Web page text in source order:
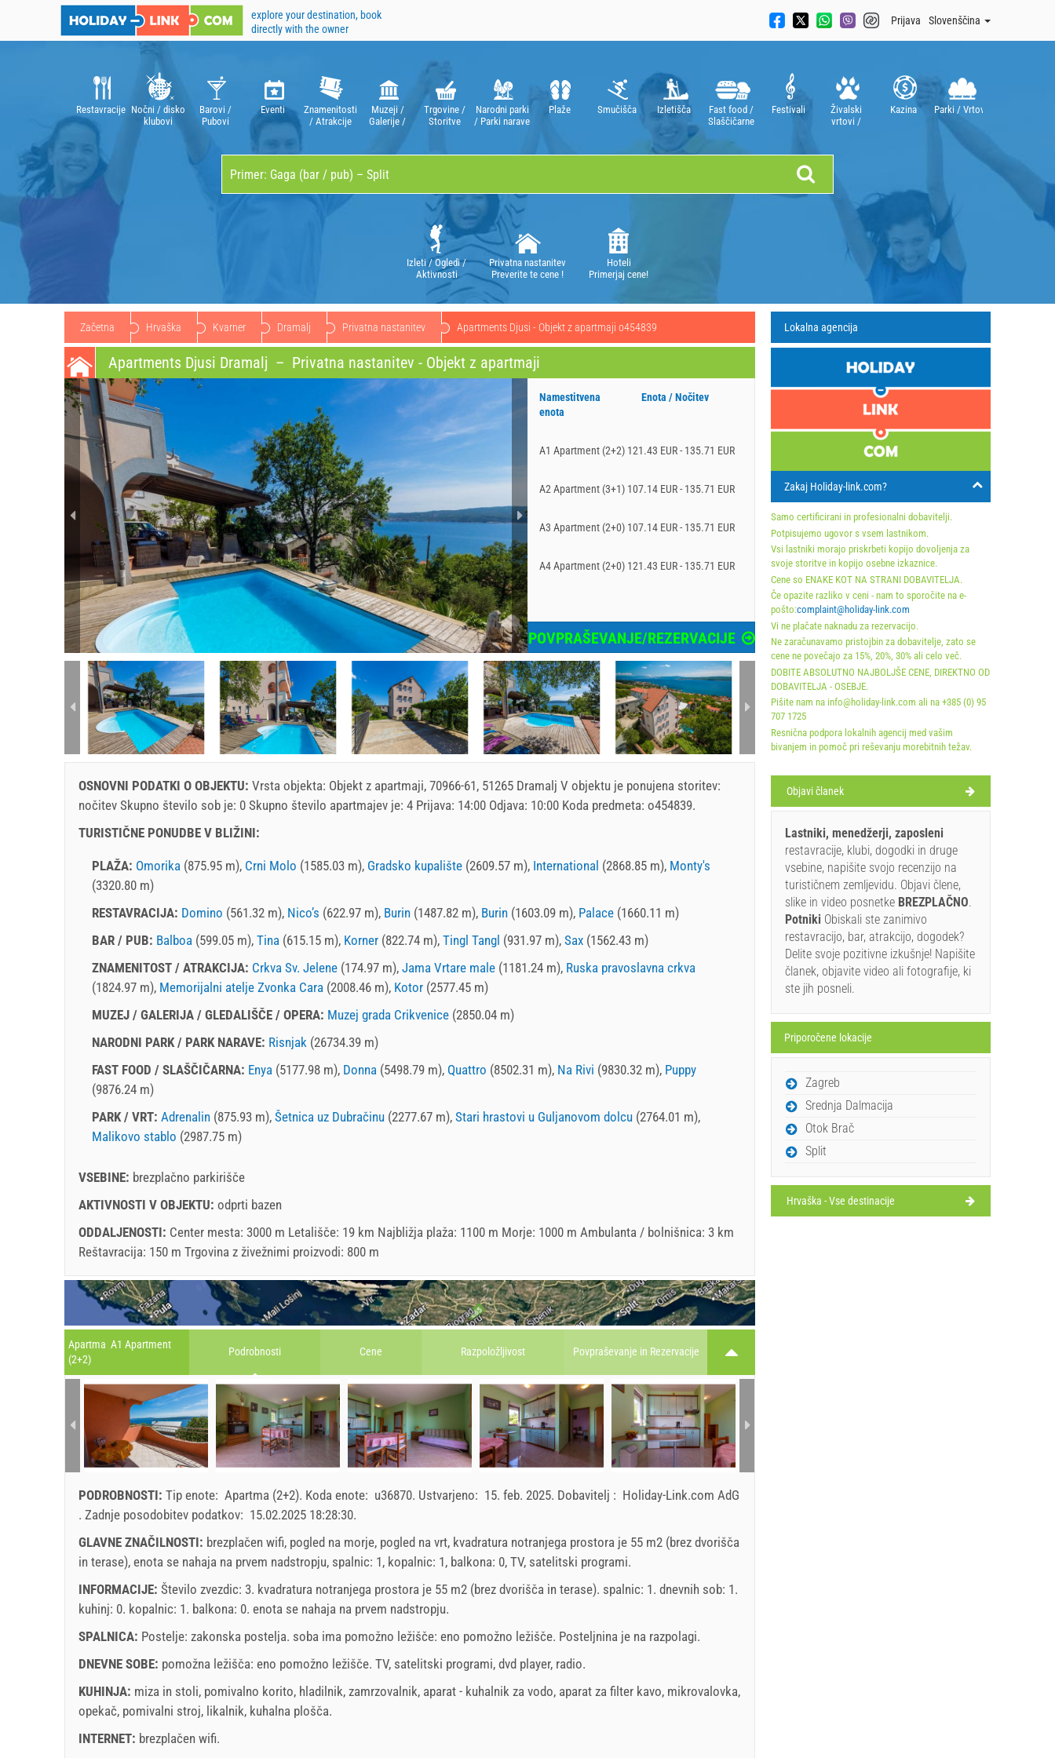
explore your destination, book
directly with the owner
Prijava Slovenščina
Restavracije Nočni / disko
klubovi
Barovi /
Pubovi
Eventi
Znamenitosti
/ Atrakcije
Muzeji /
Galerije /
Trgovine /
Storitve
Narodni parki
/ Parki narave
Plaže Smučišča Izletišča
Fast food /
Slaščičarne
Festivali
Živalski
vrtovi /
Kazina Parki / Vrtovi
Izleti / Ogledi /
Aktivnosti
Privatna nastanitev
Preverite te cene !
Hoteli
Primerjaj cene!
Začetna Hrvaška Kvarner Dramalj Privatna nastanitev Apartments Djusi - Objekt z apartmaji o454839
Apartments Djusi Dramalj – Privatna nastanitev - Objekt z apartmaji
Namestitvena
enota
Enota / Nočitev
A1 Apartment (2+2) 121.43 EUR - 135.71 EUR
A2 Apartment (3+1) 107.14 EUR - 135.71 EUR
A3 Apartment (2+0) 107.14 EUR - 135.71 EUR
A4 Apartment (2+0) 121.43 EUR - 135.71 EUR
POVPRAŠEVANJE/REZERVACIJE
OSNOVNI PODATKI O OBJEKTU: Vrsta objekta: Objekt z apartmaji, 70966-61, 51265 Dramalj V objektu je ponujena storitev:
nočitev Skupno število sob je: 0 Skupno število apartmajev je: 4 Prijava: 14:00 Odjava: 10:00 Koda predmeta: o454839.
TURISTIČNE PONUDBE V BLIŽINI:
PLAŽA: Omorika (875.95 m), Crni Molo (1585.03 m), Gradsko kupalište (2609.57 m), International (2868.85 m), Monty's
(3320.80 m)
RESTAVRACIJA: Domino (561.32 m), Nico’s (622.97 m), Burin (1487.82 m), Burin (1603.09 m), Palace (1660.11 m)
BAR / PUB: Balboa (599.05 m), Tina (615.15 m), Korner (822.74 m), Tingl Tangl (931.97 m), Sax (1562.43 m)
ZNAMENITOST / ATRAKCIJA: Crkva Sv. Jelene (174.97 m), Jama Vrtare male (1181.24 m), Ruska pravoslavna crkva
(1824.97 m), Memorijalni atelje Zvonka Cara (2008.46 m), Kotor (2577.45 m)
MUZEJ / GALERIJA / GLEDALIŠČE / OPERA: Muzej grada Crikvenice (2850.04 m)
NARODNI PARK / PARK NARAVE: Risnjak (26734.39 m)
FAST FOOD / SLAŠČIČARNA: Enya (5177.98 m), Donna (5498.79 m), Quattro (8502.31 m), Na Rivi (9830.32 m), Puppy
(9876.24 m)
PARK / VRT: Adrenalin (875.93 m), Šetnica uz Dubračinu (2277.67 m), Stari hrastovi u Guljanovom dolcu (2764.01 m),
Malikovo stablo (2987.75 m)
VSEBINE: brezplačno parkirišče
AKTIVNOSTI V OBJEKTU: odprti bazen
ODDALJENOSTI: Center mesta: 3000 m Letališče: 19 km Najbližja plaža: 1100 m Morje: 1000 m Ambulanta / bolnišnica: 3 km
Reštavracija: 150 m Trgovina z živežnimi proizvodi: 800 m
Apartma A1 Apartment
(2+2)
Podrobnosti Cene Razpoložljivost Povpraševanje in Rezervacije
PODROBNOSTI: Tip enote: Apartma (2+2). Koda enote: u36870. Ustvarjeno: 15. feb. 2025. Dobavitelj : Holiday-Link.com AdG
. Zadnje posodobitev podatkov: 15.02.2025 18:28:30.
GLAVNE ZNAČILNOSTI: brezplačen wifi, pogled na morje, pogled na vrt, kvadratura notranjega prostora je 55 m2 (brez dvorišča
in terase), enota se nahaja na prvem nadstropju, spalnic: 1, kopalnic: 1, balkona: 0, TV, satelitski programi.
INFORMACIJE: Število zvezdic: 3. kvadratura notranjega prostora je 55 m2 (brez dvorišča in terase). spalnic: 1. dnevnih sob: 1.
kuhinj: 0. kopalnic: 1. balkona: 0. enota se nahaja na prvem nadstropju.
SPALNICA: Postelje: zakonska postelja. soba ima pomožno ležišče: eno pomožno ležišče. Posteljnina je na razpolagi.
DNEVNE SOBE: pomožna ležišča: eno pomožno ležišče. TV, satelitski programi, dvd player, radio.
KUHINJA: miza in stoli, pomivalno korito, hladilnik, zamrzovalnik, aparat - kuhalnik za vodo, aparat za filter kavo, mikrovalovka,
opekač, pomivalni stroj, likalnik, kuhalna plošča.
INTERNET: brezplačen wifi.
Lokalna agencija
Zakaj Holiday-link.com?
Samo certificirani in profesionalni dobavitelji.
Potpisujemo ugovor s vsem lastnikom.
Vsi lastniki morajo priskrbeti kopijo dovoljenja za
svoje storitve in kopijo osebne izkaznice.
Cene so ENAKE KOT NA STRANI DOBAVITELJA.
Če opazite razliko v ceni - nam to sporočite na e-
pošto:complaint@holiday-link.com
Vi ne plačate naknadu za rezervacijo.
Ne zaračunavamo pristojbin za dobavitelje, zato se
cene ne povečajo za 15%, 20%, 30% ali celo več.
DOBITE ABSOLUTNO NAJBOLJŠE CENE, DIREKTNO OD
DOBAVITELJA - OSEBJE.
Pišite nam na info@holiday-link.com ali na +385 (0) 95
707 1725
Resnična podpora lokalnih agencij med vašim
bivanjem in pomoč pri reševanju morebitnih težav.
Objavi članek
Lastniki, menedžerji, zaposleni
restavracije, klubi, dogodki in druge
vsebine, napišite svojo recenzijo na
turističnem zemljevidu. Objavi člene,
slike in video posnetke BREZPLAČNO.
Potniki Obiskali ste zanimivo
restavracijo, bar, atrakcijo, dogodek?
Delite svoje pozitivne izkušnje! Napišite
članek, objavite video ali fotografije, ki
ste jih posneli.
Priporočene lokacije
Zagreb
Srednja Dalmacija
Otok Brač
Split
Hrvaška - Vse destinacije